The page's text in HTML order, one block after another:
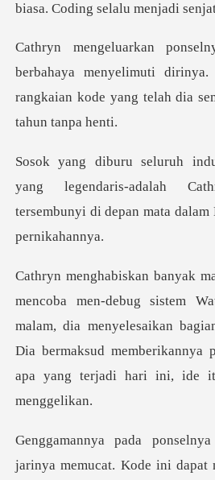
menyelimuti
rangkaian kode
ng legendaris-adalah
tersembunyi
malam, dia menyelesaikan
Dia bermaksud memberikannya
Kode ini dapat